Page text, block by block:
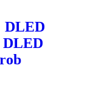
DLED
DLED